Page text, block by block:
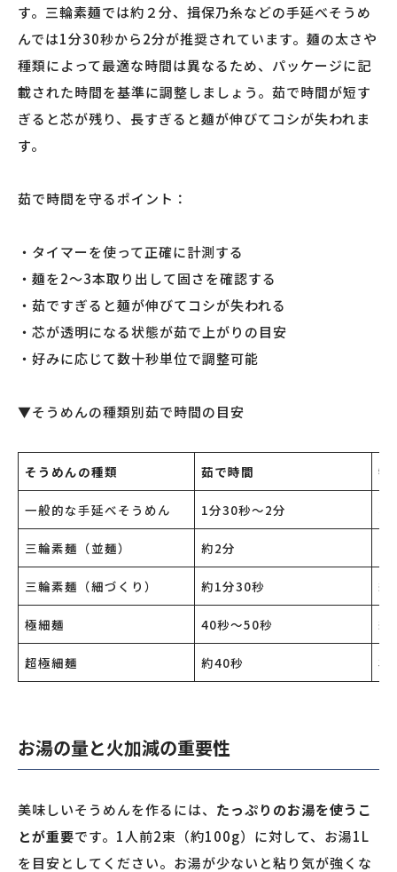
す。三輪素麺では約２分、揖保乃糸などの手延べそうめ
んでは1分30秒から2分が推奨されています。麺の太さや
種類によって最適な時間は異なるため、パッケージに記
載された時間を基準に調整しましょう。茹で時間が短す
ぎると芯が残り、長すぎると麺が伸びてコシが失われま
す。
茹で時間を守るポイント：
・タイマーを使って正確に計測する
・麺を2〜3本取り出して固さを確認する
・茹ですぎると麺が伸びてコシが失われる
・芯が透明になる状態が茹で上がりの目安
・好みに応じて数十秒単位で調整可能
▼そうめんの種類別茹で時間の目安
そうめんの種類 茹で時間 特
一般的な手延べそうめん 1分30秒〜2分
三輪素麺（並麺） 約2分
三輪素麺（細づくり） 約1分30秒 細
極細麺 40秒〜50秒 細
超極細麺 約40秒 非
お湯の量と火加減の重要性
美味しいそうめんを作るには、 たっぷりのお湯を使うこ
とが重要です。1人前2束（約100g）に対して、お湯1L
を目安としてください。お湯が少ないと粘り気が強くな